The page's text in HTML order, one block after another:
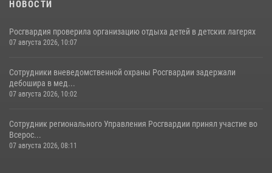
НОВОСТИ
Росгвардия проверила организацию отдыха детей в детских лагерях
07 августа 2026, 10:07
Сотрудники вневедомственной охраны Росгвардии задержали
дебошира в мед...
07 августа 2026, 10:02
Сотрудник регионального Управления Росгвардии принял участие во
Всерос...
07 августа 2026, 08:11